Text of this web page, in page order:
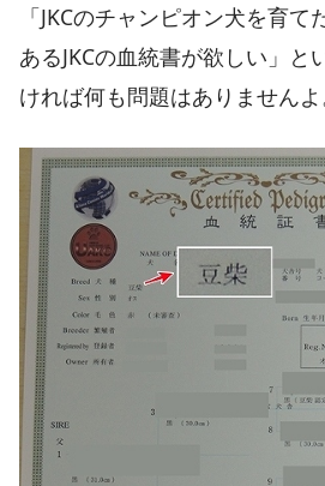
「JKCのチャンピオン犬を育
あるJKCの血統書が欲しい」と
ければ何も問題はありませんよ